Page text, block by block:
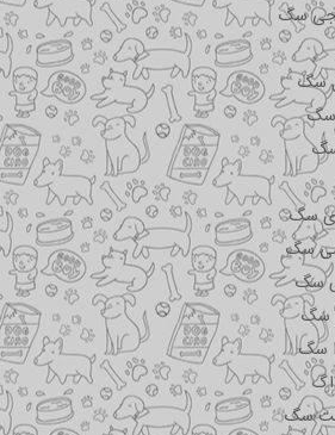
سگ
سگ
سگ
سگ
سگ
سگ
سگ
سگ
سگ
سگ